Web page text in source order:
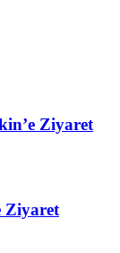
Ziyaret
Ziyaret